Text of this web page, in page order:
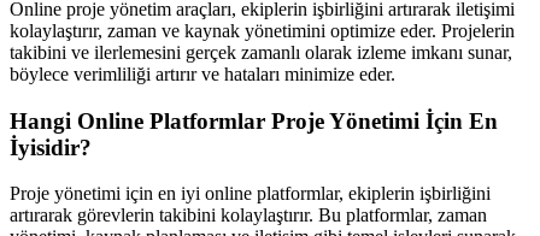
Online proje yönetim araçları, ekiplerin işbirliğini artırarak iletişimi
kolaylaştırır, zaman ve kaynak yönetimini optimize eder. Projelerin
takibini ve ilerlemesini gerçek zamanlı olarak izleme imkanı sunar,
böylece verimliliği artırır ve hataları minimize eder.
Hangi Online Platformlar Proje Yönetimi İçin En
İyisidir?
Proje yönetimi için en iyi online platformlar, ekiplerin işbirliğini
artırarak görevlerin takibini kolaylaştırır. Bu platformlar, zaman